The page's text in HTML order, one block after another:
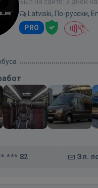
Latviski, По-русски,
PRO
*** 82 Эл.